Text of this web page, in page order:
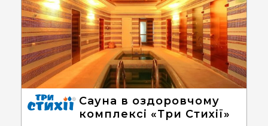
Сауна в оздоровчому
комплексі «Три Стихії»